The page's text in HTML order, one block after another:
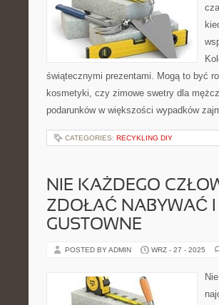
świątecznymi prezentami. Mogą to być
kosmetyki, czy zimowe swetry dla
podarunków w większości wypadków
CATEGORIES: RECYKLING DIY
NIE KAŻDEGO
ZDOŁAĆ NABYWAĆ
GUSTOWNE
POSTED BY ADMIN WRZ - 27 - 2025